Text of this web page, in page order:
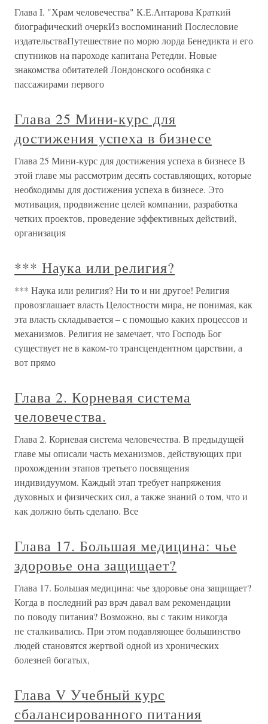
Глава I. "Храм человечества" К.Е.Антарова Краткий
биографический очеркИз воспоминаний Послесловие
издательстваПутешествие по морю лорда Бенедикта и его
спутников на пароходе капитана Ретедли. Новые
знакомства обитателей Лондонского особняка с
пассажирами первого
Глава 25 Мини-курс для
достижения успеха в бизнесе
Глава 25 Мини-курс для достижения успеха в бизнесе В
этой главе мы рассмотрим десять составляющих, которые
необходимы для достижения успеха в бизнесе. Это
мотивация, продвижение целей компании, разработка
четких проектов, проведение эффективных действий,
организация
*** Наука или религия?
*** Наука или религия? Ни то и ни другое! Религия
провозглашает власть Целостности мира, не понимая, как
эта власть складывается – с помощью каких процессов и
механизмов. Религия не замечает, что Господь Бог
существует не в каком-то трансцендентном царствии, а
вот прямо
Глава 2. Корневая система
человечества.
Глава 2. Корневая система человечества. В предыдущей
главе мы описали часть механизмов, действующих при
прохождении этапов третьего посвящения
индивидуумом. Каждый этап требует напряжения
духовных и физических сил, а также знаний о том, что и
как должно быть сделано. Все
Глава 17. Большая медицина: чье
здоровье она защищает?
Глава 17. Большая медицина: чье здоровье она защищает?
Когда в последний раз врач давал вам рекомендации
по поводу питания? Возможно, вы с таким никогда
не сталкивались. При этом подавляющее большинство
людей становятся жертвой одной из хронических
болезней богатых,
Глава V Учебный курс
сбалансированного питания